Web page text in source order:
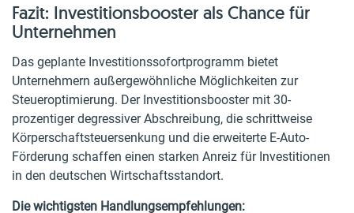
Fazit: Investitionsbooster als Chance für
Unternehmen
Das geplante Investitionssofortprogramm bietet
Unternehmern außergewöhnliche Möglichkeiten zur
Steueroptimierung. Der Investitionsbooster mit 30-
prozentiger degressiver Abschreibung, die schrittweise
Körperschaftsteuersenkung und die erweiterte E-Auto-
Förderung schaffen einen starken Anreiz für Investitionen
in den deutschen Wirtschaftsstandort.
Die wichtigsten Handlungsempfehlungen: